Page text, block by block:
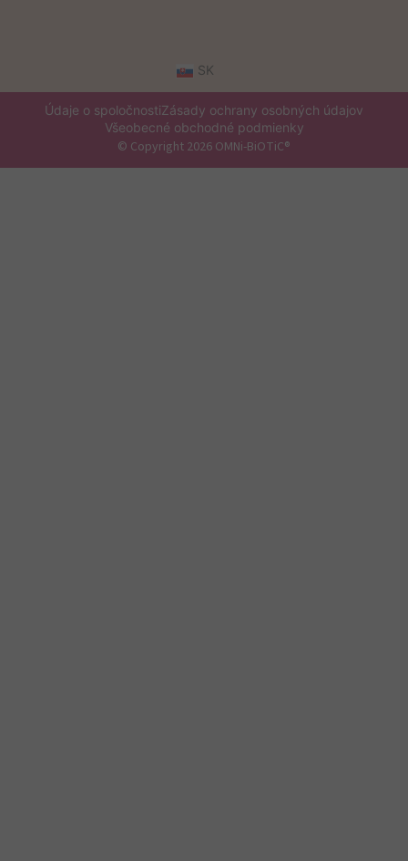
SK
Údaje o spoločnostiZásady ochrany osobných údajov
Všeobecné obchodné podmienky
© Copyright 2026 OMNi-BiOTiC®